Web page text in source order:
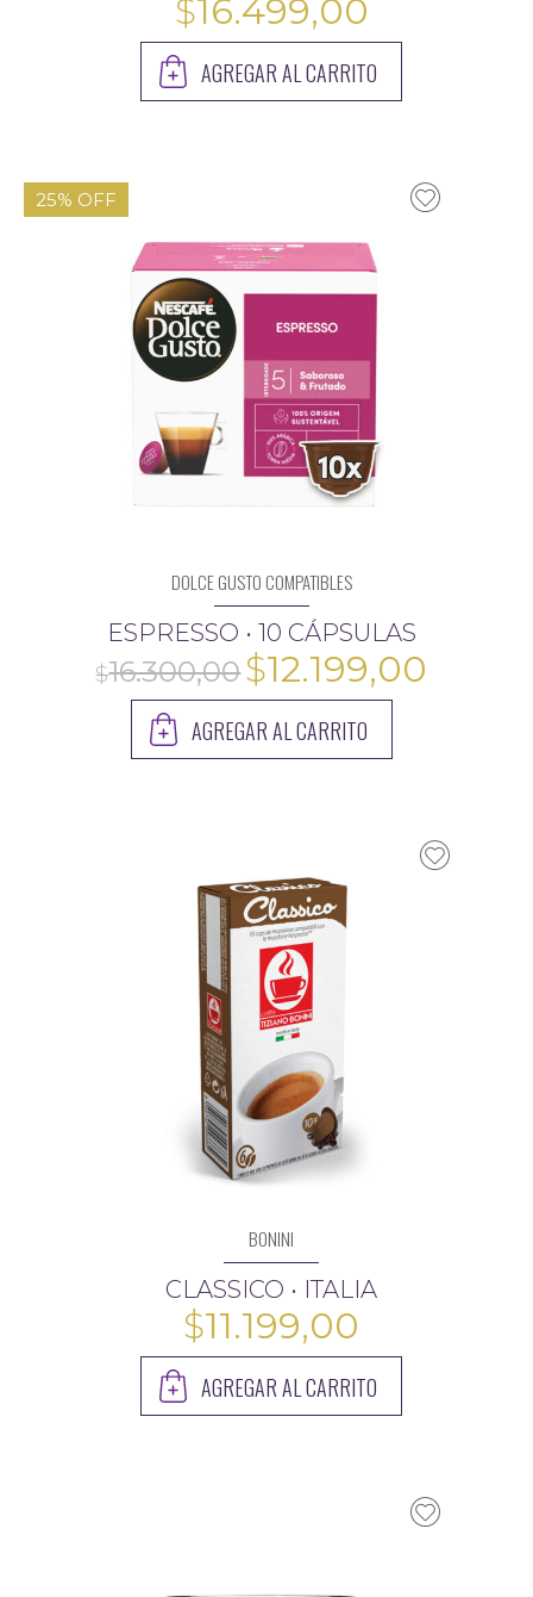
$16.499,00
AGREGAR AL CARRITO
25% OFF
DOLCE GUSTO COMPATIBLES
ESPRESSO • 10 CÁPSULAS
El
precio
original
$16.300,00.
$12.199,00
AGREGAR AL CARRITO
BONINI
CLASSICO • ITALIA
$11.199,00
AGREGAR AL CARRITO